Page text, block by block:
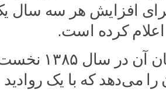
افزایش هر سه سال
کرده است.
ویزای شنگن که